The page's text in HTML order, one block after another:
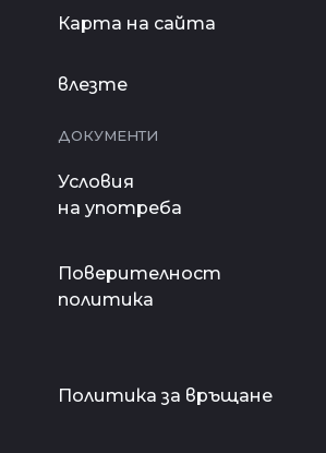
Карта на сайта
влезте
ДОКУМЕНТИ
Условия
на употреба
Поверителност
политика
Политика за връщане